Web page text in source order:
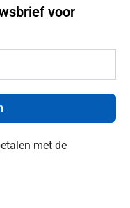
voor
met de